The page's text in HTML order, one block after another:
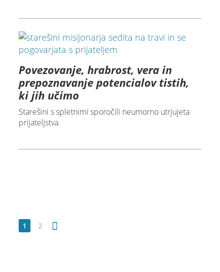
Povezovanje, hrabrost, vera in
prepoznavanje potencialov tistih,
ki jih učimo
Starešini s spletnimi sporočili neumorno utrjujeta
prijateljstva.
1 2